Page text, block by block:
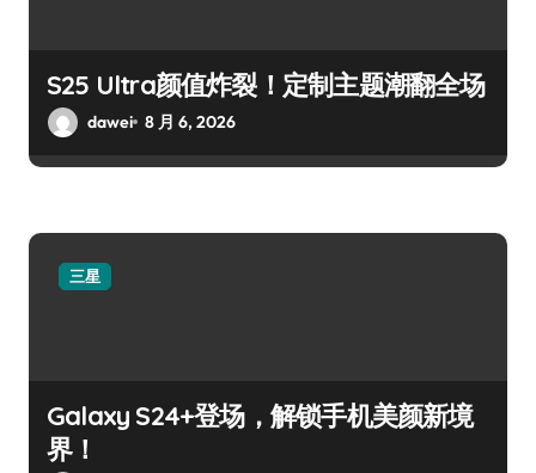
S25 Ultra颜值炸裂！定制主题潮翻全场
dawei 8 月 6, 2026
三星
Galaxy S24+登场，解锁手机美颜新境
界！